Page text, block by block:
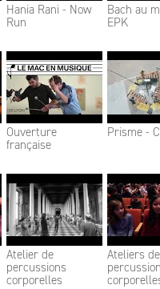
Hania Rani - Now
Run
Bach au
EPK
Ouverture
française
Prisme -
Atelier de
percussions
corporelles
Ateliers de